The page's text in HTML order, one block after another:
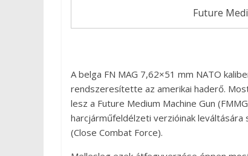
Future
A belga FN MAG 7,62×51 mm NATO
rendszeresítette az amerikai haderő.
lesz a Future Medium Machine Gun
harcjárműfeldélzeti verzióinak leváltására
(Close Combat Force).